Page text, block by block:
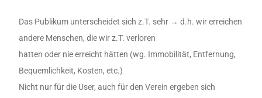
Das Publikum unterscheidet sich z.T. sehr → d.h. wir erreichen
andere Menschen, die wir z.T. verloren
hatten oder nie erreicht hätten (wg. Immobilität, Entfernung,
Bequemlichkeit, Kosten, etc.)
Nicht nur für die User, auch für den Verein ergeben sich